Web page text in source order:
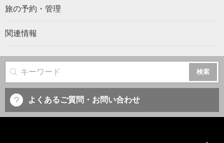
旅の予約・管理
関連情報
サイト内検索
よくあるご質問・お問い合わせ